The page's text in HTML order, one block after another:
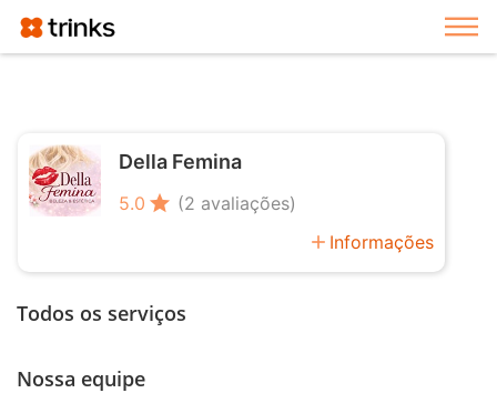
Della Femina
5.0 star (2 avaliações)
add Informações
Todos os serviços
Nossa equipe